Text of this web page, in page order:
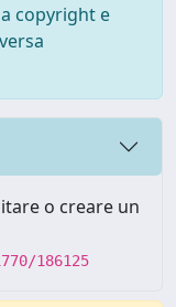
copyright e
o creare un
186125